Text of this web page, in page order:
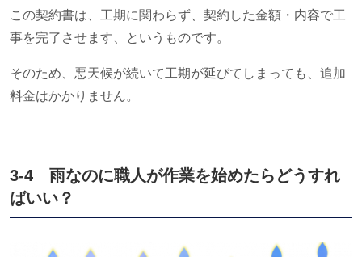
この契約書は、工期に関わらず、契約した金額・内容で工
事を完了させます、というものです。
そのため、悪天候が続いて工期が延びてしまっても、追加
料金はかかりません。
3-4 雨なのに職人が作業を始めたらどうすれ
ばいい？